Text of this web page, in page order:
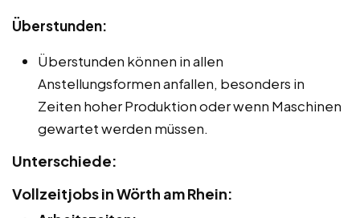
Überstunden:
Überstunden können in allen
Anstellungsformen anfallen, besonders in
Zeiten hoher Produktion oder wenn Maschinen
gewartet werden müssen.
Unterschiede:
Vollzeitjobs in Wörth am Rhein: